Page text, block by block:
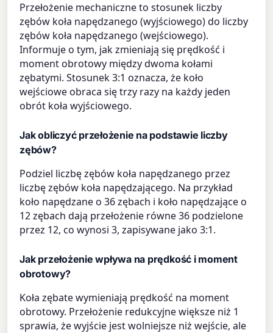
Przełożenie mechaniczne to stosunek liczby
zębów koła napędzanego (wyjściowego) do liczby
zębów koła napędzanego (wejściowego).
Informuje o tym, jak zmieniają się prędkość i
moment obrotowy między dwoma kołami
zębatymi. Stosunek 3:1 oznacza, że koło
wejściowe obraca się trzy razy na każdy jeden
obrót koła wyjściowego.
Jak obliczyć przełożenie na podstawie liczby
zębów?
Podziel liczbę zębów koła napędzanego przez
liczbę zębów koła napędzającego. Na przykład
koło napędzane o 36 zębach i koło napędzające o
12 zębach dają przełożenie równe 36 podzielone
przez 12, co wynosi 3, zapisywane jako 3:1.
Jak przełożenie wpływa na prędkość i moment
obrotowy?
Koła zębate wymieniają prędkość na moment
obrotowy. Przełożenie redukcyjne większe niż 1
sprawia, że wyjście jest wolniejsze niż wejście, ale